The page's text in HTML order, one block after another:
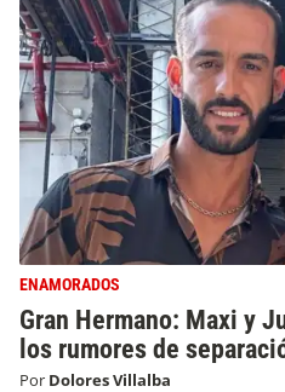
ENAMORADOS
Gran Hermano: Maxi y
los rumores de
Por Dolores Villalba